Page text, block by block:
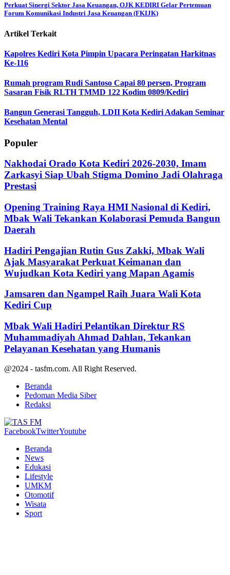
Perkuat Sinergi Sektor Jasa Keuangan, OJK KEDIRI Gelar Pertemuan
Forum Komunikasi Industri Jasa Keuangan (FKIJK)
Artikel Terkait
Kapolres Kediri Kota Pimpin Upacara Peringatan Harkitnas
Ke-116
Rumah program Rudi Santoso Capai 80 persen, Program
Sasaran Fisik RLTH TMMD 122 Kodim 0809/Kediri
Bangun Generasi Tangguh, LDII Kota Kediri Adakan Seminar
Kesehatan Mental
Populer
Nakhodai Orado Kota Kediri 2026-2030, Imam
Zarkasyi Siap Ubah Stigma Domino Jadi Olahraga
Prestasi
Opening Training Raya HMI Nasional di Kediri,
Mbak Wali Tekankan Kolaborasi Pemuda Bangun
Daerah
Hadiri Pengajian Rutin Gus Zakki, Mbak Wali
Ajak Masyarakat Perkuat Keimanan dan
Wujudkan Kota Kediri yang Mapan Agamis
Jamsaren dan Ngampel Raih Juara Wali Kota
Kediri Cup
Mbak Wali Hadiri Pelantikan Direktur RS
Muhammadiyah Ahmad Dahlan, Tekankan
Pelayanan Kesehatan yang Humanis
@2024 - tasfm.com. All Right Reserved.
Beranda
Pedoman Media Siber
Redaksi
FacebookTwitterYoutube
Beranda
News
Edukasi
Lifestyle
UMKM
Otomotif
Wisata
Sport